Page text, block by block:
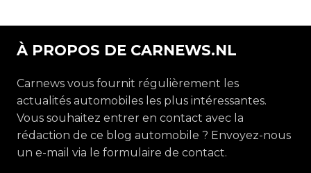
À PROPOS DE CARNEWS.NL
Carnews vous fournit régulièrement les
actualités automobiles les plus intéressantes.
Vous souhaitez entrer en contact avec la
rédaction de ce blog automobile ? Envoyez-nous
un e-mail via le formulaire de contact.